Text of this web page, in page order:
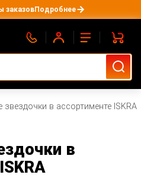
заказовПодробнее
звездочки в ассортименте ISKRA
в